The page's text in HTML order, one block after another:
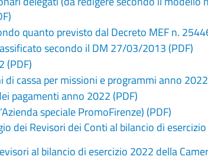
quanto previsto dal Decreto MEF n.
secondo il DM 27/03/2013 (PDF)
(PDF)
cassa per missioni e programmi anno
pagamenti anno 2022 (PDF)
speciale PromoFirenze) (PDF)
dei Revisori dei Conti al bilancio di
al bilancio di esercizio 2022 della